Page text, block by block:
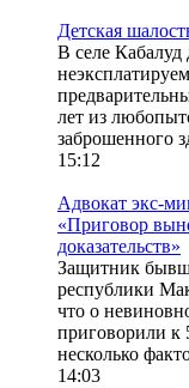
Детская
В селе Кабалуд
лет из
заброшенного
15:12
Адвокат экс-
«Приговор
доказательств»
Защитник
республики
что о
приговорили к
несколько
14:03